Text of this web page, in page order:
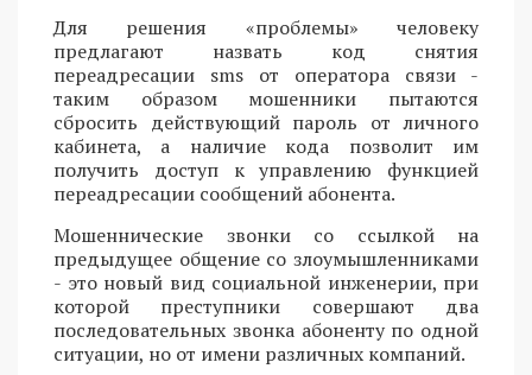
Для решения «проблемы» человеку
предлагают назвать код снятия
переадресации sms от оператора связи -
таким образом мошенники пытаются
сбросить действующий пароль от личного
кабинета, а наличие кода позволит им
получить доступ к управлению функцией
переадресации сообщений абонента.
Мошеннические звонки со ссылкой на
предыдущее общение со злоумышленниками
- это новый вид социальной инженерии, при
которой преступники совершают два
последовательных звонка абоненту по одной
ситуации, но от имени различных компаний.